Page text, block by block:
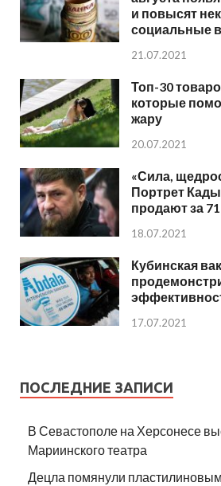
и повысят
социальные
21.07.2021
Топ-30
которые
жару
20.07.2021
«Сила,
Портрет
продают за
18.07.2021
Кубинская
17.07.2021
ПОСЛЕДНИЕ ЗАПИСИ
В Севастополе на Херсонесе
Мариинского театра
Децла помянули